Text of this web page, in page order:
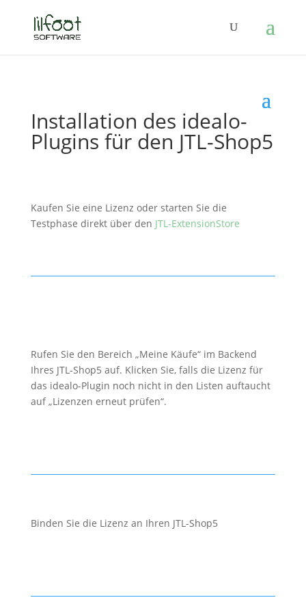
Installation des idealo-
Plugins für den JTL-Shop5
Kaufen Sie eine Lizenz oder starten Sie die
Testphase direkt über den JTL-ExtensionStore
Rufen Sie den Bereich „Meine Käufe“ im Backend
Ihres JTL-Shop5 auf. Klicken Sie, falls die Lizenz für
das idealo-Plugin noch nicht in den Listen auftaucht
auf „Lizenzen erneut prüfen“.
Binden Sie die Lizenz an Ihren JTL-Shop5